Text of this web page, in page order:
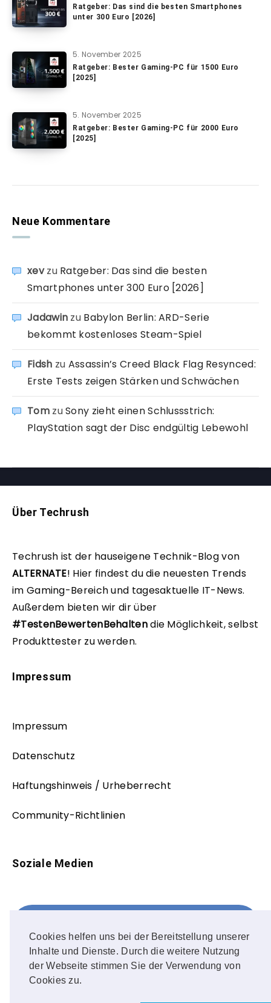
Cookies helfen uns bei der Bereitstellung unserer
Inhalte und Dienste. Durch die weitere Nutzung
der Webseite stimmen Sie der Verwendung von
Cookies zu.
Ratgeber: Das sind die besten Smartphones
unter 300 Euro [2026]
5. November 2025
Ratgeber: Bester Gaming-PC für 1500 Euro
[2025]
5. November 2025
Ratgeber: Bester Gaming-PC für 2000 Euro
[2025]
Neue Kommentare
xevzu Ratgeber: Das sind die besten
Smartphones unter 300 Euro [2026]
Jadawin zu Babylon Berlin: ARD-Serie
bekommt kostenloses Steam-Spiel
Fidsh zu Assassin’s Creed Black Flag Resynced:
Erste Tests zeigen Stärken und Schwächen
TomzuSony zieht einen Schlussstrich:
PlayStation sagt der Disc endgültig Lebewohl
Über Techrush
Techrush ist der hauseigene Technik-Blog von
ALTERNATE! Hier findest du die neuesten Trends
im Gaming-Bereich und tagesaktuelle IT-News.
Außerdem bieten wir dir über
#TestenBewertenBehaltendie Möglichkeit, selbst
Produkttester zu werden.
Impressum
Impressum
Datenschutz
Haftungshinweis / Urheberrecht
Community-Richtlinien
Soziale Medien
FOLLOW ME!
Instagram
OUR PHOTOS!